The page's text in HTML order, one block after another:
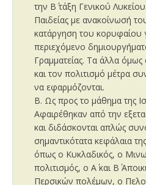
την Β΄ τάξη Γενικού
Παιδείας με ανακοίνωσή
κατάργηση του κορυφαίου
περιεχόμενο
Γραμματείας. Τα άλλα όμως
και τον πολιτισμό μέτρα
να εφαρμόζονται.
Β. Ως προς το μάθημα της
Αφαιρέθηκαν από την
και διδάσκονται απλώς
σημαντικότατα κεφάλαια
όπως ο Κυκλαδικός, ο
πολιτισμός, ο Α΄ και Β΄
Περσικών πολέμων, ο